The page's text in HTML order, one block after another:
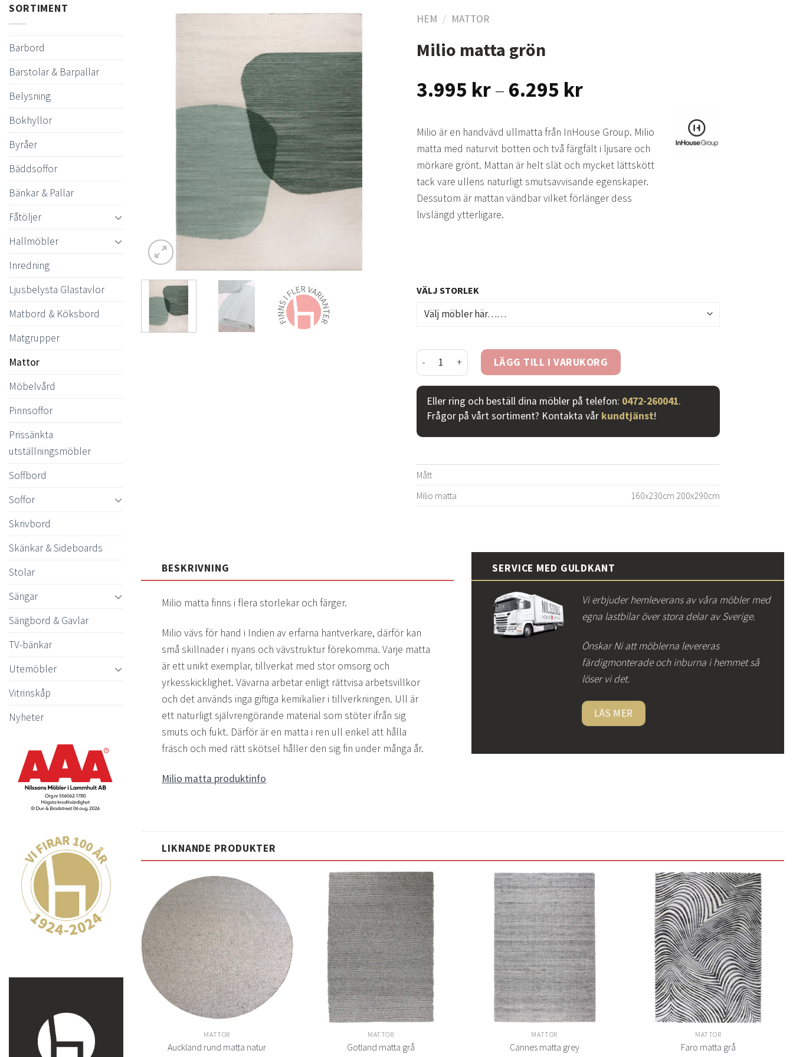
SORTIMENT
Barbord
Barstolar & Barpallar
Belysning
Bokhyllor
Byråer
Bäddsoffor
Bänkar & Pallar
Fåtöljer
Hallmöbler
Inredning
Ljusbelysta Glastavlor
Matbord & Köksbord
Matgrupper
Mattor
Möbelvård
Pinnsoffor
Prissänkta
utställningsmöbler
Soffbord
Soffor
Skrivbord
Skänkar & Sideboards
Stolar
Sängar
Sängbord & Gavlar
TV-bänkar
Utemöbler
Vitrinskåp
Nyheter
önskelistan
HEM / MATTOR
Milio matta grön
3.995 kr– 6.295 krPrisintervall:
till
6.295 kr
Milio är en handvävd ullmatta från InHouse Group. Milio
matta med naturvit botten och två färgfält i ljusare och
mörkare grönt. Mattan är helt slät och mycket lättskött
tack vare ullens naturligt smutsavvisande egenskaper.
Dessutom är mattan vändbar vilket förlänger dess
livslängd ytterligare.
VÄLJ STORLEK
Milio matta grön mängdLÄGG TILL I VARUKORG
Eller ring och beställ dina möbler på telefon: 0472-260041.
Frågor på vårt sortiment? Kontakta vår kundtjänst!
Mått
Milio matta
160x230cm 200x290cm
BESKRIVNING
Milio matta finns i flera storlekar och färger.
Milio vävs för hand i Indien av erfarna hantverkare, därför kan
små skillnader i nyans och vävstruktur förekomma. Varje matta
är ett unikt exemplar, tillverkat med stor omsorg och
yrkesskicklighet. Vävarna arbetar enligt rättvisa arbetsvillkor
och det används inga giftiga kemikalier i tillverkningen. Ull är
ett naturligt självrengörande material som stöter ifrån sig
smuts och fukt. Därför är en matta i ren ull enkel att hålla
fräsch och med rätt skötsel håller den sig fin under många år.
Milio matta produktinfo
SERVICE MED GULDKANT
Vi erbjuder hemleverans av våra möbler med
egna lastbilar över stora delar av Sverige.
Önskar Ni att möblerna levereras
färdigmonterade och inburna i hemmet så
löser vi det.
LÄS MER
LIKNANDE PRODUKTER
Lägg
till i
önskelistan
MATTOR
Auckland rund matta natur
Lägg
till i
önskelistan
MATTOR
Gotland matta grå
till i
önskelistan
MATTOR
Cannes matta grey
Lägg
till i
önskelistan
MATTOR
Faro matta grå
MATTOR
Lindby matta beige